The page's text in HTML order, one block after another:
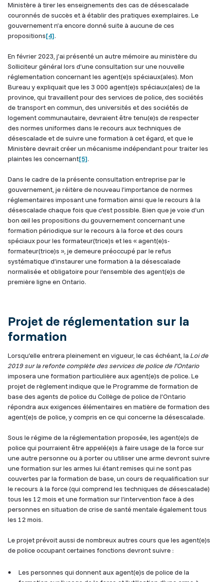
Ministère à tirer les enseignements des cas de désescalade
couronnés de succès et à établir des pratiques exemplaires. Le
gouvernement n’a encore donné suite à aucune de ces
propositions[4].
En février 2023, j’ai présenté un autre mémoire au ministère du
Solliciteur général lors d’une consultation sur une nouvelle
réglementation concernant les agent(e)s spéciaux(ales). Mon
Bureau y expliquait que les 3 000 agent(e)s spéciaux(ales) de la
province, qui travaillent pour des services de police, des sociétés
de transport en commun, des universités et des sociétés de
logement communautaire, devraient être tenu(e)s de respecter
des normes uniformes dans le recours aux techniques de
désescalade et de suivre une formation à cet égard, et que le
Ministère devrait créer un mécanisme indépendant pour traiter les
plaintes les concernant[5].
Dans le cadre de la présente consultation entreprise par le
gouvernement, je réitère de nouveau l’importance de normes
réglementaires imposant une formation ainsi que le recours à la
désescalade chaque fois que c’est possible. Bien que je voie d’un
bon œil les propositions du gouvernement concernant une
formation périodique sur le recours à la force et des cours
spéciaux pour les formateur(trice)s et les « agent(e)s-
formateur(trice)s », je demeure préoccupé par le refus
systématique d’instaurer une formation à la désescalade
normalisée et obligatoire pour l’ensemble des agent(e)s de
première ligne en Ontario.
Projet de réglementation sur la
formation
Lorsqu’elle entrera pleinement en vigueur, le cas échéant, la Loi de
2019 sur la refonte complète des services de police de l’Ontario
imposera une formation particulière aux agent(e)s de police. Le
projet de règlement indique que le Programme de formation de
base des agents de police du Collège de police de l’Ontario
répondra aux exigences élémentaires en matière de formation des
agent(e)s de police, y compris en ce qui concerne la désescalade.
Sous le régime de la réglementation proposée, les agent(e)s de
police qui pourraient être appelé(e)s à faire usage de la force sur
une autre personne ou à porter ou utiliser une arme devront suivre
une formation sur les armes lui étant remises qui ne sont pas
couvertes par la formation de base, un cours de requalification sur
le recours à la force (qui comprend les techniques de désescalade)
tous les 12 mois et une formation sur l’intervention face à des
personnes en situation de crise de santé mentale également tous
les 12 mois.
Le projet prévoit aussi de nombreux autres cours que les agent(e)s
de police occupant certaines fonctions devront suivre :
Les personnes qui donnent aux agent(e)s de police de la